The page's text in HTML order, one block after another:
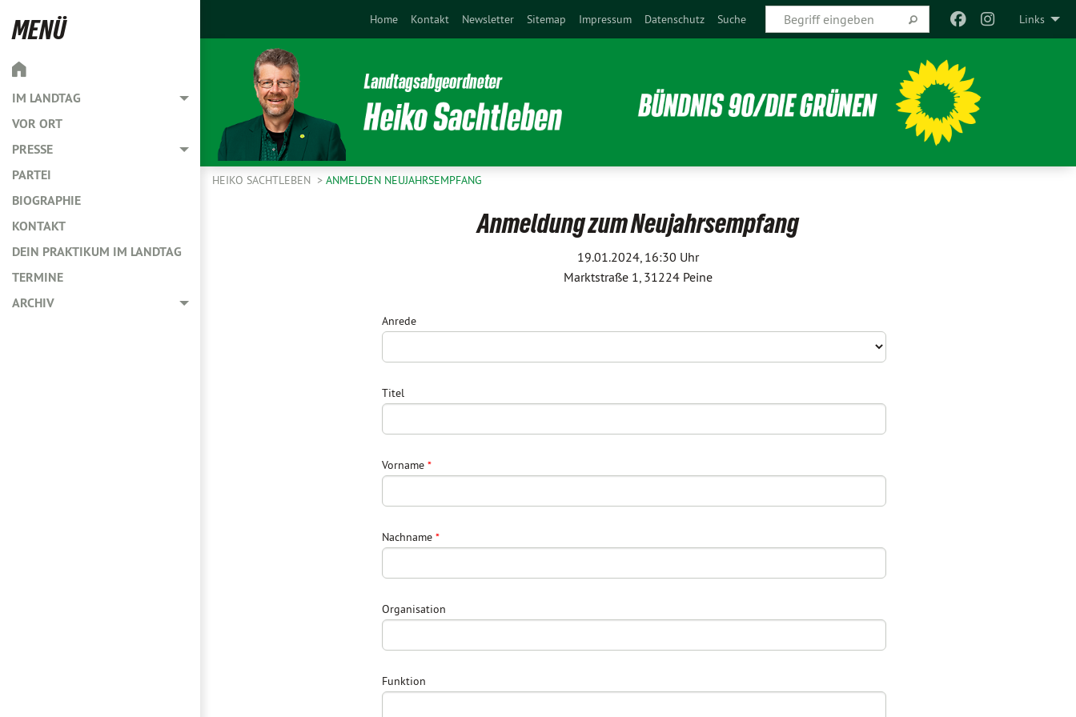
MENÜ
IM LANDTAG Toggle menu
VOR ORT
PRESSE
Toggle menu
PARTEI
BIOGRAPHIE
KONTAKT
DEIN PRAKTIKUM IM LANDTAG
TERMINE
ARCHIV
Toggle menu
Links
Home Kontakt Newsletter Sitemap Impressum Datenschutz Suche
HEIKO SACHTLEBEN ANMELDEN NEUJAHRSEMPFANG
Anmeldung zum Neujahrsempfang
19.01.2024, 16:30 Uhr
Marktstraße 1, 31224 Peine
Anrede
Titel
Vorname
Nachname
Organisation
Funktion